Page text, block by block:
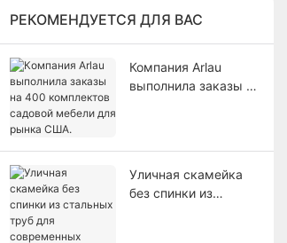
РЕКОМЕНДУЕТСЯ ДЛЯ ВАС
Компания Arlau
выполнила заказы на
Уличная скамейка
без спинки из